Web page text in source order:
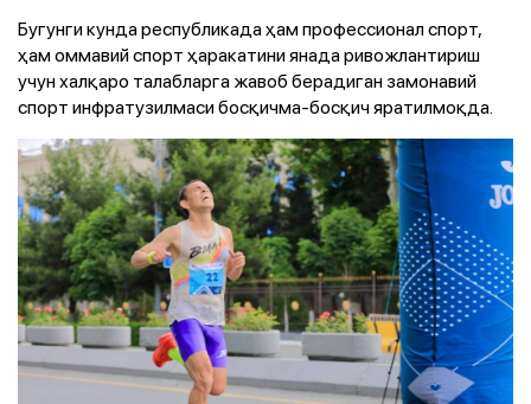
Бугунги кунда республикада ҳам профессионал спорт,
ҳам оммавий спорт ҳаракатини янада ривожлантириш
учун халқаро талабларга жавоб берадиган замонавий
спорт инфратузилмаси босқичма-босқич яратилмоқда.